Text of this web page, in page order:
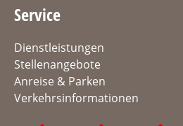
Service
Dienstleistungen
Stellenangebote
Anreise & Parken
Verkehrsinformationen